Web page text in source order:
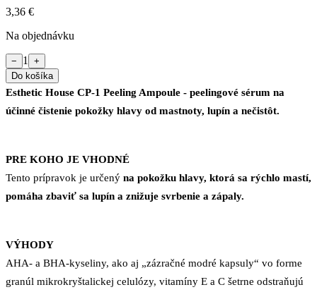
3,36 €
Na objednávku
− 1
+
Do košíka
Esthetic House CP-1 Peeling Ampoule - peelingové sérum na
účinné čistenie pokožky hlavy od mastnoty, lupín a nečistôt.
PRE KOHO JE VHODNÉ
Tento prípravok je určený na pokožku hlavy, ktorá sa rýchlo mastí,
pomáha zbaviť sa lupín a znižuje svrbenie a zápaly.
VÝHODY
AHA- a BHA-kyseliny, ako aj „zázračné modré kapsuly“ vo forme
granúl mikrokryštalickej celulózy, vitamíny E a C šetrne odstraňujú